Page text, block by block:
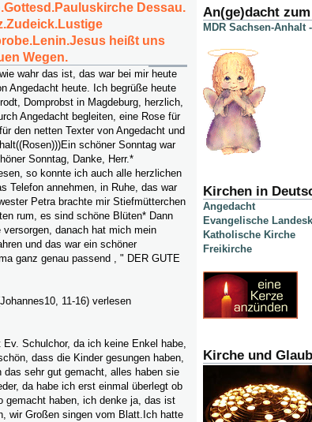
Dessau.
heißt uns
Wegen.
wahr das ist, das war bei mir heute
Angedacht heute. Ich begrüße heute
Domprobst in Magdeburg, herzlich,
Angedacht begleiten, eine Rose für
den netten Texter von Angedacht und
schöner Sonntag war
Sonntag, Danke, Herr.*
so konnte ich auch alle herzlichen
Telefon annehmen, in Ruhe, das war
Petra brachte mir Stiefmütterchen
rum, es sind schöne Blüten* Dann
danach hat mich mein
und das war ein schöner
ganz genau passend , " DER GUTE
11-16) verlesen
Schulchor, da ich keine Enkel habe,
dass die Kinder gesungen haben,
das sehr gut gemacht, alles haben sie
da habe ich erst einmal überlegt ob
gemacht haben, ich denke ja, das ist
wir Großen singen vom Blatt.Ich hatte
An(ge)dacht
MDR Sachsen-Anhalt
Kirchen in
Angedacht
Evangelische
Katholische Kirche
Freikirche
Kirche und